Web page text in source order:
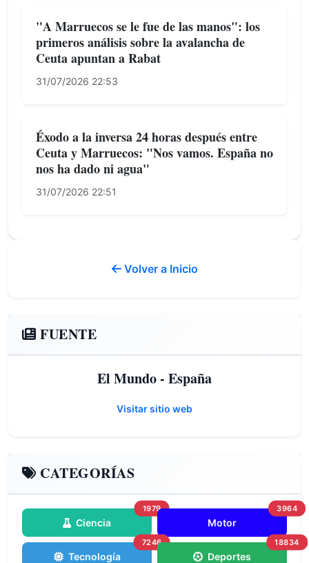
"A Marruecos se le fue de las manos": los
primeros análisis sobre la avalancha de
Ceuta apuntan a Rabat
31/07/2026 22:53
Éxodo a la inversa 24 horas después entre
Ceuta y Marruecos: "Nos vamos. España no
nos ha dado ni agua"
31/07/2026 22:51
Volver a Inicio
FUENTE
El Mundo - España
Visitar sitio web
CATEGORÍAS
Ciencia
1979
Motor
3964
Tecnología
7246
Deportes
18834